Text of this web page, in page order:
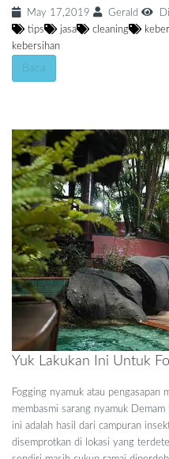
May 17,2019 Gerald
tips
jasa cleaning
kebersihan
Baca
Yuk Lakukan Ini Untuk
Fogging nyamuk atau pengasapan
membasmi sarang nyamuk
ini adalah hasil dari campuran
disemprotkan di lokasi yang